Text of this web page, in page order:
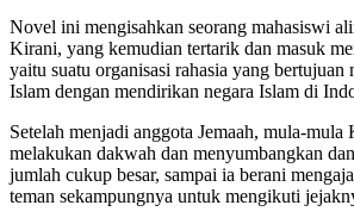
Novel ini mengisahkan seorang mahasiswi
Kirani, yang kemudian tertarik dan masuk
yaitu suatu organisasi rahasia yang bertujuan
Islam dengan mendirikan negara Islam di
Setelah menjadi anggota Jemaah, mula-mula
melakukan dakwah dan menyumbangkan
jumlah cukup besar, sampai ia berani
teman sekampungnya untuk mengikuti